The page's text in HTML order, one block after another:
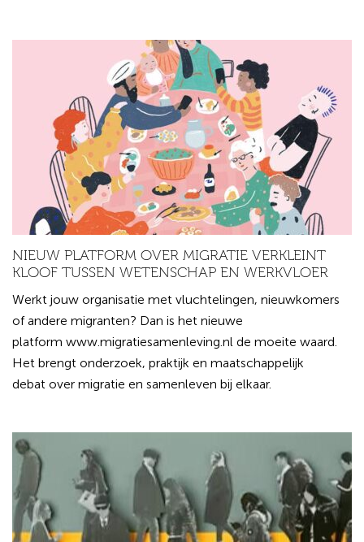
NIEUW PLATFORM OVER MIGRATIE VERKLEINT
KLOOF TUSSEN WETENSCHAP EN WERKVLOER
Werkt jouw organisatie met vluchtelingen, nieuwkomers
of andere migranten? Dan is het nieuwe
platform www.migratiesamenleving.nl de moeite waard.
Het brengt onderzoek, praktijk en maatschappelijk
debat over migratie en samenleven bij elkaar.